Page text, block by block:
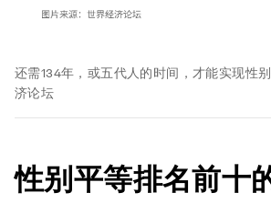
还需134年，或五代人的时间，才能实现性
济论坛
性别平等排名前十